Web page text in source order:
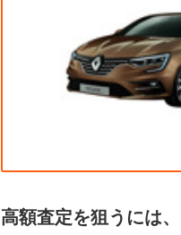
高額査定を狙うには、